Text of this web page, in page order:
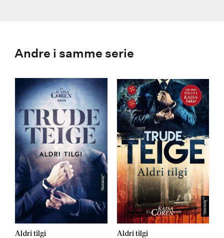
Andre i samme serie
Aldri tilgi Aldri tilgi